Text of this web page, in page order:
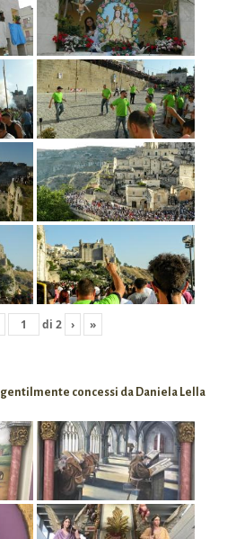
di 2 › »
concessi da Daniela Lella